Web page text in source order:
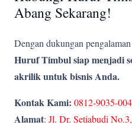
Abang Sekarang!
Dengan dukungan
Huruf Timbul siap menjadi
akrilik untuk bisnis Anda.
Kontak Kami: 0812-9035-
Alamat: Jl. Dr. Setiabudi